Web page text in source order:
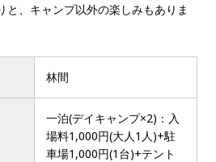
と、キャンプ以外の楽しみもありま
林間
一泊(デイキャンプ×2)：入
場料1,000円(大人1人)+駐
車場1,000円(1台)+テント